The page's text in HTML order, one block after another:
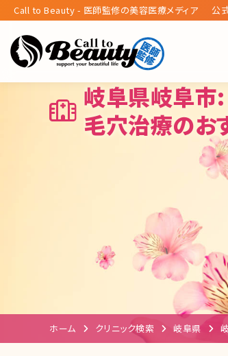
Call to Beauty - 医師監修の美容医療メディア 公
岐阜県岐阜市:
毛穴治療のお
ホーム クリニック検索 岐阜県